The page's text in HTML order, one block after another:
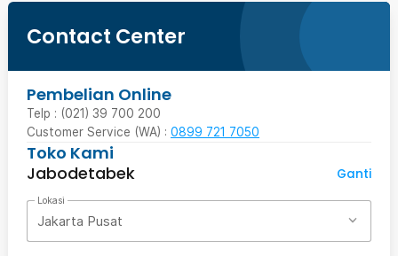
Contact Center
Pembelian Online
Telp : (021) 39 700 200
Customer Service (WA) : 0899 721 7050
Toko Kami
Jabodetabek
Ganti
Lokasi
Jakarta Pusat